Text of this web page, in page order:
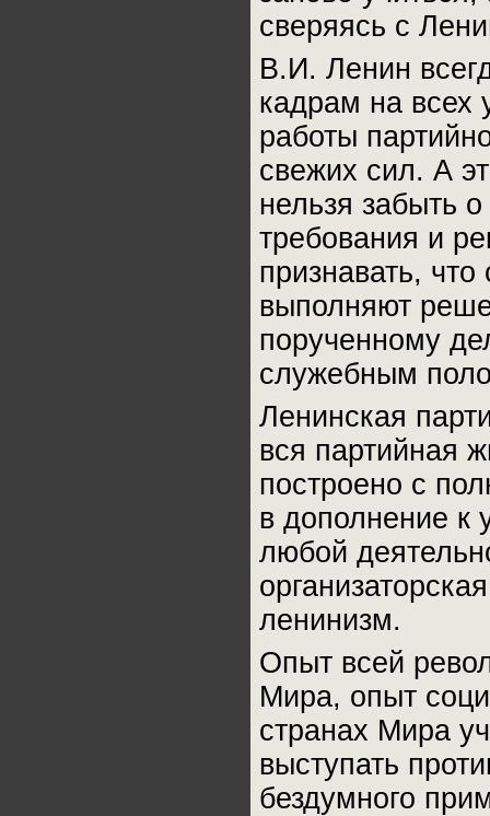
сверяясь с
В.И. Ленин
кадрам на всех
работы
свежих сил. А
нельзя забыть
требования и
признавать,
выполняют
порученному
служебным
Ленинская
вся партийная
построено с
в дополнение к
любой
ленинизм.
Опыт всей
Мира, опыт
странах Мира
выступать
бездумного